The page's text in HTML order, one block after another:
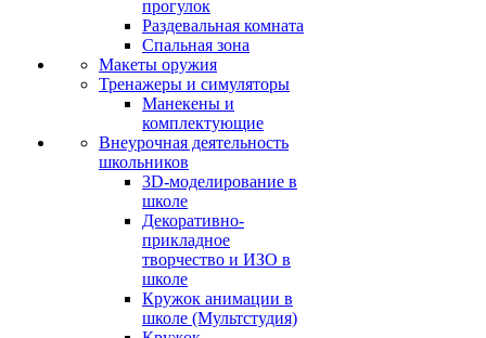
прогулок
Раздевальная комната
Спальная зона
Макеты оружия
Тренажеры и симуляторы
Манекены и
комплектующие
Внеурочная деятельность
школьников
3D-моделирование в
школе
Декоративно-
прикладное
творчество и ИЗО в
школе
Кружок анимации в
школе (Мультстудия)